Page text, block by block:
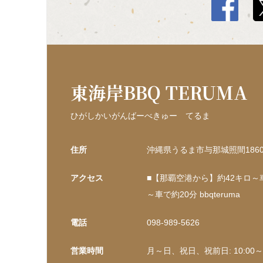
東海岸BBQ TERUMA
ひがしかいがんばーべきゅー てるま
住所 沖縄県うるま市与那城照間
アクセス
■【那覇空港から】約42キ
～車で約20分 bbqteruma
電話 098-989-5626
営業時間 月～日、祝日、祝前日: 10:00